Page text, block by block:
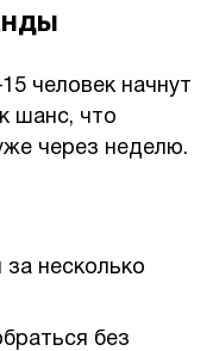
человек начнут
шанс, что
через неделю.
несколько
без